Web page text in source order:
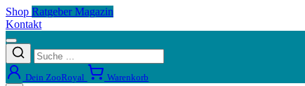
Shop Ratgeber Magazin
Kontakt
Dein ZooRoyal Warenkorb